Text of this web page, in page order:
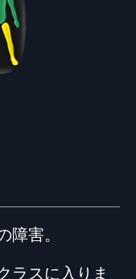
障害。
ラスに入りま